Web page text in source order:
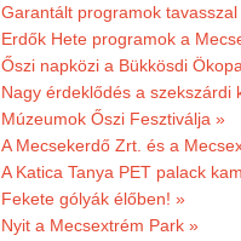
Garantált programok tavasszal
Erdők Hete programok a
Őszi napközi a Bükkösdi
Nagy érdeklődés a szekszárdi
Múzeumok Őszi Fesztiválja »
A Mecsekerdő Zrt. és a
A Katica Tanya PET palack
Fekete gólyák élőben! »
Nyit a Mecsextrém Park »